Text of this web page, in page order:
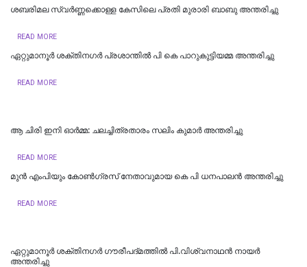
ശബരിമല സ്വർണ്ണക്കൊള്ള കേസിലെ പ്രതി മുരാരി ബാബു അന്തരിച്ചു
READ MORE
ഏറ്റുമാനൂർ ശക്തിനഗർ പ്രശാന്തിൽ പി കെ പാറുകുട്ടിയമ്മ അന്തരിച്ചു
READ MORE
ആ ചിരി ഇനി ഓർമ്മ: ചലച്ചിത്രതാരം സലിം കുമാർ അന്തരിച്ചു
READ MORE
മുന്‍ എംപിയും കോണ്‍ഗ്രസ് നേതാവുമായ കെ പി ധനപാലന്‍ അന്തരിച്ചു
READ MORE
ഏറ്റുമാനൂർ ശക്തിനഗര്‍ ഗൗരീപദ്മത്തില്‍ പി.വിശ്വനാഥൻ നായർ
അന്തരിച്ചു